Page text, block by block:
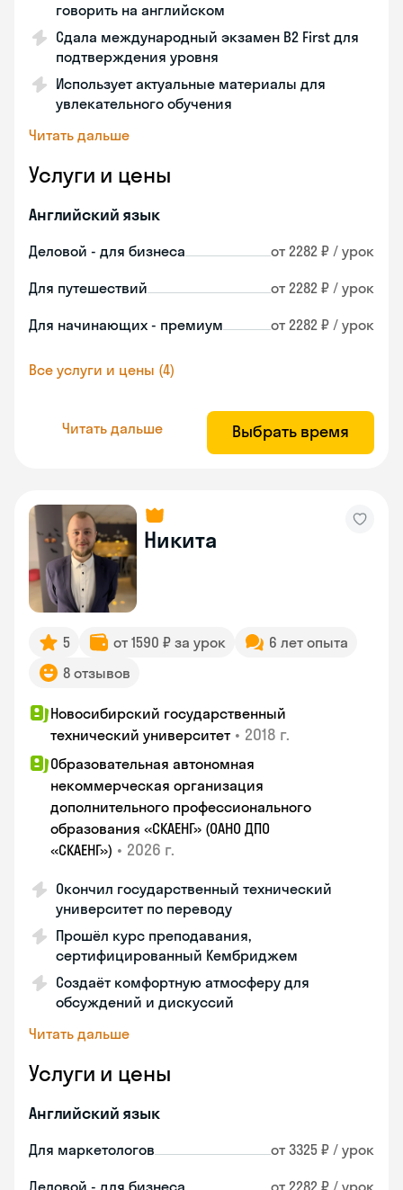
говорить на английском
Сдала международный экзамен B2 First для
подтверждения уровня
Использует актуальные материалы для
увлекательного обучения
Читать дальше
Услуги и цены
Английский язык
Деловой - для бизнеса от 2282 ₽ / урок
Для путешествий от 2282 ₽ / урок
Для начинающих - премиум от 2282 ₽ / урок
Все услуги и цены (4)
Читать дальше Выбрать время
Никита
5 от 1590 ₽ за урок
6 лет опыта
8 отзывов
Новосибирский государственный
технический университет • 2018 г.
Образовательная автономная
некоммерческая организация
дополнительного профессионального
образования «СКАЕНГ» (ОАНО ДПО
«СКАЕНГ») • 2026 г.
Окончил государственный технический
университет по переводу
Прошёл курс преподавания,
сертифицированный Кембриджем
Создаёт комфортную атмосферу для
обсуждений и дискуссий
Читать дальше
Услуги и цены
Английский язык
Для маркетологов от 3325 ₽ / урок
Деловой - для бизнеса от 2282 ₽ / урок